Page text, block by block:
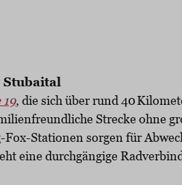
Stubaital
19, die sich über rund 40
Strecke ohne
Stationen sorgen für
eine durchgängige